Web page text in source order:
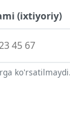
(ixtiyoriy)